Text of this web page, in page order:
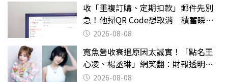
收「重複訂購、定期扣款」郵件先別
急！他掃QR Code想取消 積蓄瞬間
蒸發2026-08-08
寬魚營收衰退原因太誠實！「點名王
心凌、楊丞琳」網笑翻：財報透明度
滿分2026-08-08